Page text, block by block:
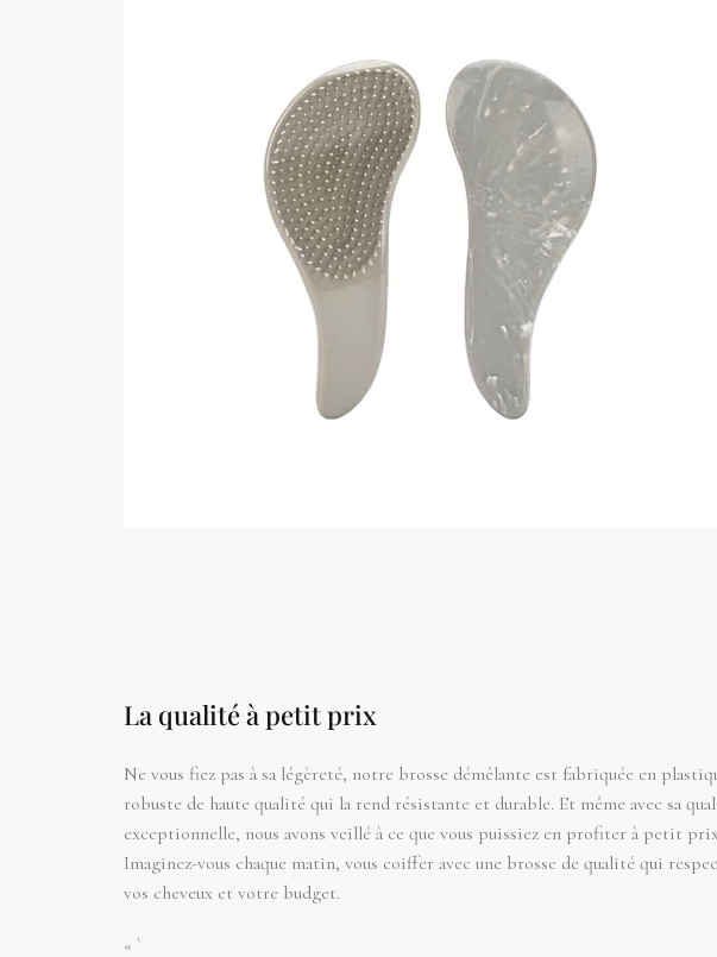
La qualité à petit prix
Ne vous fiez pas à sa légèreté, notre brosse démêlante est fabriquée en
robuste de haute qualité qui la rend résistante et durable. Et même avec sa
exceptionnelle, nous avons veillé à ce que vous puissiez en profiter à petit
Imaginez-vous chaque matin, vous coiffer avec une brosse de qualité qui
vos cheveux et votre budget.
« `